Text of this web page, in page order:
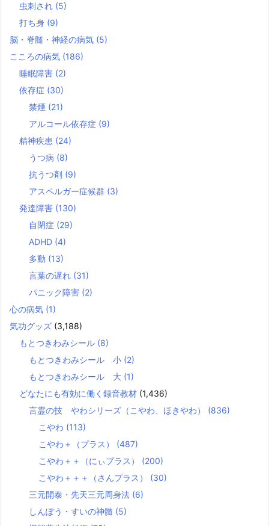
虫刺され (5)
打ち身 (9)
脳・脊髄・神経の病気 (5)
こころの病気 (186)
睡眠障害 (2)
依存症 (30)
禁煙 (21)
アルコール依存症 (9)
精神疾患 (24)
うつ病 (8)
抗うつ剤 (9)
アスペルガー症候群 (3)
発達障害 (130)
自閉症 (29)
ADHD (4)
多動 (13)
言葉の遅れ (31)
パニック障害 (2)
心の病気 (1)
気功グッズ (3,188)
もとつきわみシール (8)
もとつきわみシール 小 (2)
もとつきわみシール 大 (1)
どなたにも有効に働く録音教材 (1,436)
言霊の技 やわシリーズ（こやわ、ほきやわ） (836)
こやわ (113)
こやわ＋（プラス） (487)
こやわ＋＋（にぃプラス） (200)
こやわ＋＋＋（さんプラス） (30)
三元開泰・先天三元周身法 (6)
しんぽう・すいの神髄 (5)